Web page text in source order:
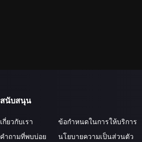
สนับสนุน
เกี่ยวกับเรา
คำถามที่พบบ่อย
ข้อกำหนดในการให้บริการ
นโยบายความเป็นส่วนตัว